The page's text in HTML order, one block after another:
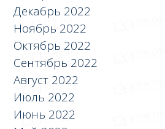
Декабрь 2022
Ноябрь 2022
Октябрь 2022
Сентябрь 2022
Август 2022
Июль 2022
Июнь 2022